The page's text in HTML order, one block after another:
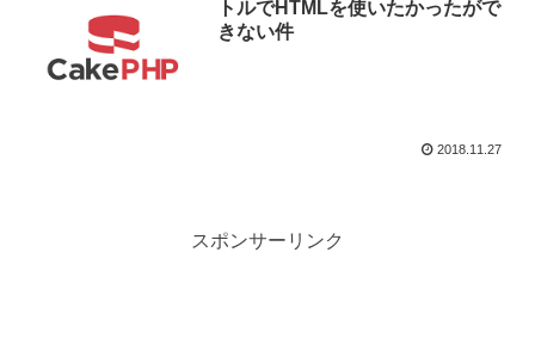
トルでHTMLを使いたかったがで
きない件
2018.11.27
スポンサーリンク